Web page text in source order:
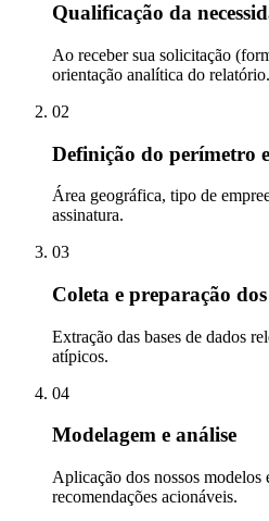
Qualificação da
Ao receber sua solicitação
orientação analítica do relatório.
02
Definição do perímetro
Área geográfica, tipo de
assinatura.
03
Coleta e preparação
Extração das bases de dados
atípicos.
04
Modelagem e análise
Aplicação dos nossos
recomendações acionáveis.